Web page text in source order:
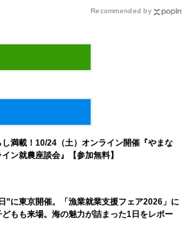
Recommended by
し満載！10/24（土）オンライン開催『やまな
イン就農座談会』【参加無料】
”に東京開催。「漁業就業支援フェア2026」に
どもも来場。海の魅力が詰まった1日をレポー